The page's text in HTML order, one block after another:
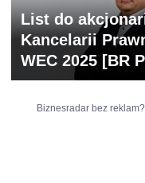
List do
Kancelarii
WEC 2025 [BR
Biznesradar bez reklam?